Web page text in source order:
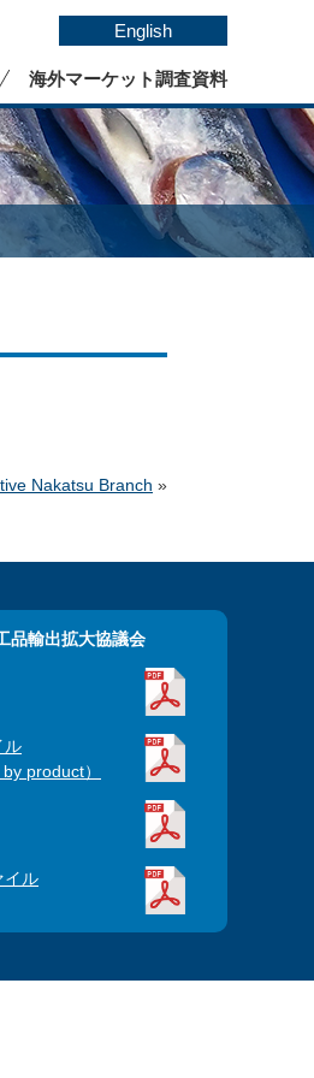
海外マーケット調査資料
English
Nakatsu Branch »
品輸出拡大協議会
ル
product）
イル